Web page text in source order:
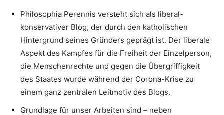
Philosophia Perennis versteht sich als liberal-
konservativer Blog, der durch den katholischen
Hintergrund seines Gründers geprägt ist. Der liberale
Aspekt des Kampfes für die Freiheit der Einzelperson,
die Menschenrechte und gegen die Übergriffigkeit
des Staates wurde während der Corona-Krise zu
einem ganz zentralen Leitmotiv des Blogs.
Grundlage für unser Arbeiten sind – neben